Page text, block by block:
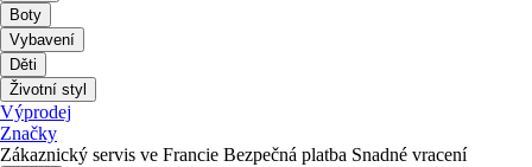
Boty
Vybavení
Děti
Životní styl
Výprodej
Značky
Zákaznický servis ve Francie Bezpečná platba Snadné vracení